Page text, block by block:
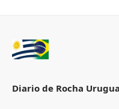
Diario de Rocha